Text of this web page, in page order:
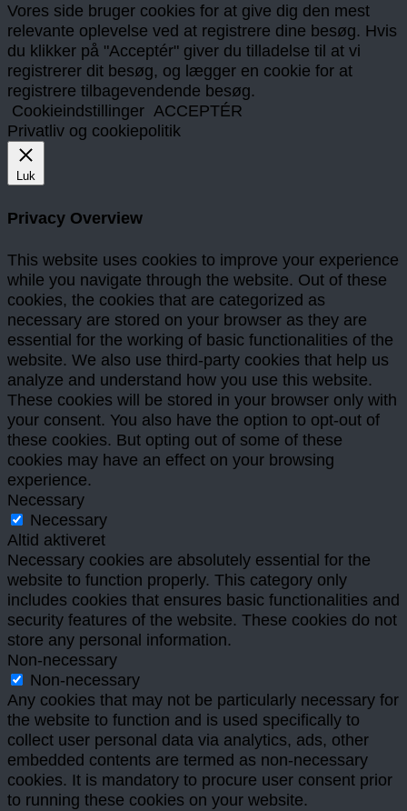
Vores side bruger cookies for at give dig den mest
relevante oplevelse ved at registrere dine besøg. Hvis
du klikker på "Acceptér" giver du tilladelse til at vi
registrerer dit besøg, og lægger en cookie for at
registrere tilbagevendende besøg.
Cookieindstillinger ACCEPTÉR
Privatliv og cookiepolitik
Luk
Privacy Overview
This website uses cookies to improve your experience
while you navigate through the website. Out of these
cookies, the cookies that are categorized as
necessary are stored on your browser as they are
essential for the working of basic functionalities of the
website. We also use third-party cookies that help us
analyze and understand how you use this website.
These cookies will be stored in your browser only with
your consent. You also have the option to opt-out of
these cookies. But opting out of some of these
cookies may have an effect on your browsing
experience.
Necessary
Necessary
Altid aktiveret
Necessary cookies are absolutely essential for the
website to function properly. This category only
includes cookies that ensures basic functionalities and
security features of the website. These cookies do not
store any personal information.
Non-necessary
Non-necessary
Any cookies that may not be particularly necessary for
the website to function and is used specifically to
collect user personal data via analytics, ads, other
embedded contents are termed as non-necessary
cookies. It is mandatory to procure user consent prior
to running these cookies on your website.